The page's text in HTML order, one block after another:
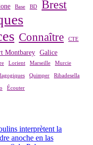
Base BD Brest
Connaître CTE
Montbarey Galice
Lorient Marseille Murcie
Quimper Ribadesella
Écouter